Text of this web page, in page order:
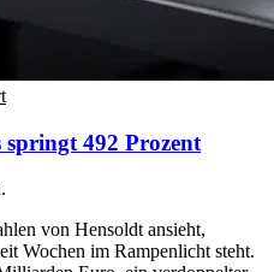
492 Prozent
von Hensoldt ansieht,
Wochen im Rampenlicht steht.